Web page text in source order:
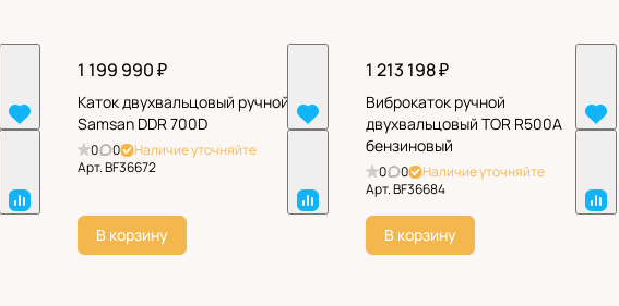
1 199 990 ₽
Каток двухвальцовый ручной
Samsan DDR 700D
0 0
Наличие уточняйте
Арт.BF36672
В корзину
1 213 198 ₽
Виброкаток ручной
двухвальцовый TOR R500A
бензиновый
0 0
Наличие уточняйте
Арт.BF36684
В корзину